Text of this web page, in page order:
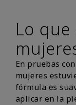
Lo
En pruebas
mujeres
fórmula es
aplicar en la